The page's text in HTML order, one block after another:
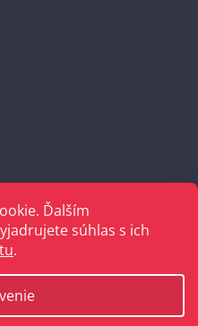
Ďalším
súhlas s ich
tu.